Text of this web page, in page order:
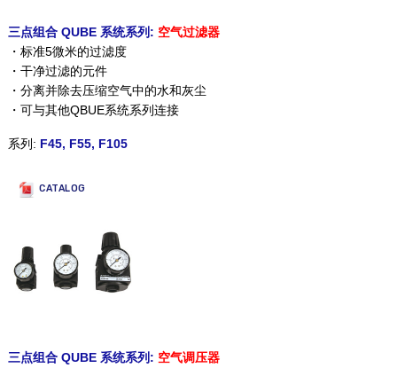
三点组合 QUBE 系统系列: 空气过滤器
・标准5微米的过滤度
・干净过滤的元件
・分离并除去压缩空气中的水和灰尘
・可与其他QBUE系统系列连接
系列: F45, F55, F105
CATALOG
三点组合 QUBE 系统系列: 空气调压器